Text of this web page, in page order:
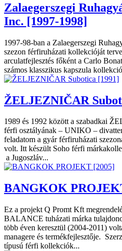
Zalaegerszegi
Inc. [1997-1998]
1997-98-ban a Zalaegerszegi
szezon férfiruházati kollekcióját
arculatfejlesztés főként a Carlo
számos klasszikus kapszula
ŽELJEZNIČAR
1989 és 1992 között a szabadkai
férfi osztályának – UNIKO –
feladatom a gyár férfiruházati
volt. Itt készült Soho férfi
a Jugoszláv...
BANGKOK
Ez a projekt Q Promt Kft
BALANCE tuházati márka
több éven keresztül (2004-2011)
managere és termékfejlesztője.
típusú férfi kollekciók...